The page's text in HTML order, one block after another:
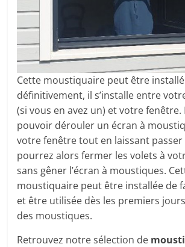
Cette moustiquaire peut être
définitivement, il s’installe entre
(si vous en avez un) et votre fenêtre.
pouvoir dérouler un écran à
votre fenêtre tout en laissant passer
pourrez alors fermer les volets à
sans gêner l’écran à moustiques.
moustiquaire peut être installée de
et être utilisée dès les premiers
des moustiques.
Retrouvez notre sélection de